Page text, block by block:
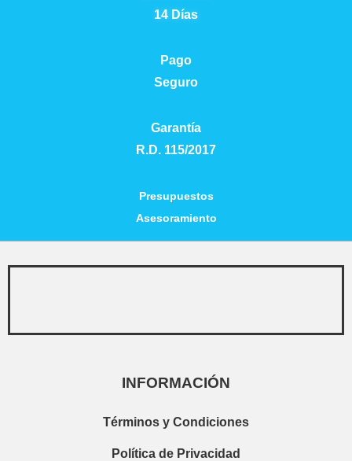
14 Días
Pago
Seguro
Garantía
R.D. 115/2017
Presupuestos
Asesoramiento
INFORMACIÓN
Términos y Condiciones
Política de Privacidad